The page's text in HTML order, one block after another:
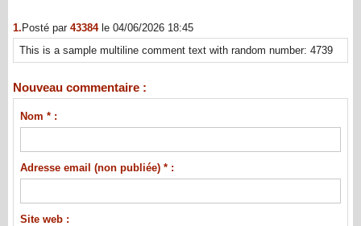
1. Posté par 43384 le 04/06/2026 18:45
This is a sample multiline comment text with random number: 4739
Nouveau commentaire :
Nom * :
Adresse email (non publiée) * :
Site web :